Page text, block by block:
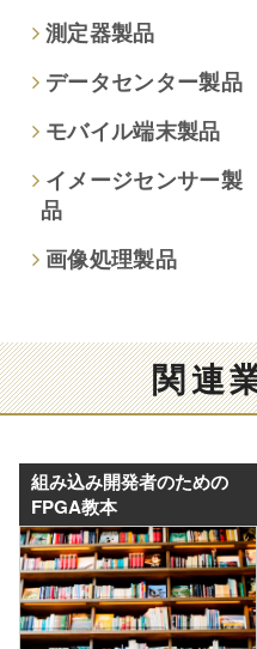
測定器製品
データセンター製品
モバイル端末製品
イメージセンサー製
品
画像処理製品
関連
組み込み開発者のための
FPGA教本